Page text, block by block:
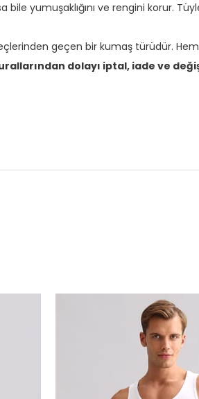
bile yumuşaklığını ve rengini korur.
geçen bir kumaş türüdür.
dolayı iptal, iade ve